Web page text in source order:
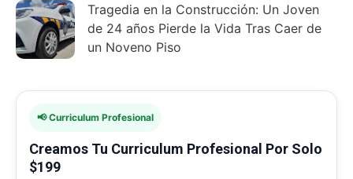
Tragedia en la Construcción: Un Joven
de 24 años Pierde la Vida Tras Caer de
un Noveno Piso
📢 Curriculum Profesional
Creamos Tu Curriculum Profesional Por Solo
$199